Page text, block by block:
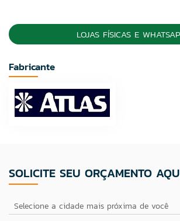
LOJAS FÍSICAS E
Fabricante
SOLICITE SEU ORÇAMENTO